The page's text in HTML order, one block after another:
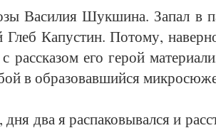
Ва­си­лия Шук­ши­на. За­пал в
Глеб Ка­пус­тин. По­то­му,
рас­ска­зом его ге­рой
в об­ра­зо­вав­ший­ся
два я рас­па­ко­вы­вал­ся и